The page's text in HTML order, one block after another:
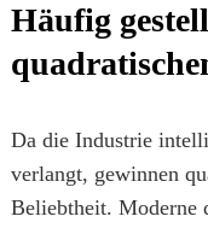
Häufig
Da die Industrie
verlangt, gewinnen
Beliebtheit. Moderne